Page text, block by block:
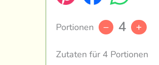
Portionen – 4 +
Zutaten für 4 Portionen